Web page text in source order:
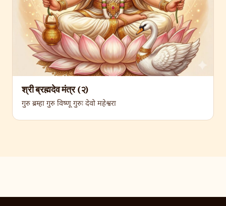
श्री ब्रह्मदेव मंत्र (२)
गुरु ब्रम्हा गुरु विष्णू गुरुः देवो महेश्वरा